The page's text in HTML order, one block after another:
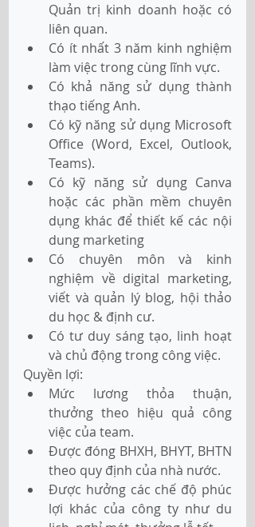
Quản trị kinh doanh hoặc có
liên quan.
Có ít nhất 3 năm kinh nghiệm
làm việc trong cùng lĩnh vực.
Có khả năng sử dụng thành
thạo tiếng Anh.
Có kỹ năng sử dụng Microsoft
Office (Word, Excel, Outlook,
Teams).
Có kỹ năng sử dụng Canva
hoặc các phần mềm chuyên
dụng khác để thiết kế các nội
dung marketing
Có chuyên môn và kinh
nghiệm về digital marketing,
viết và quản lý blog, hội thảo
du học & định cư.
Có tư duy sáng tạo, linh hoạt
và chủ động trong công việc.
Quyền lợi:
Mức lương thỏa thuận,
thưởng theo hiệu quả công
việc của team.
Được đóng BHXH, BHYT, BHTN
theo quy định của nhà nước.
Được hưởng các chế độ phúc
lợi khác của công ty như du